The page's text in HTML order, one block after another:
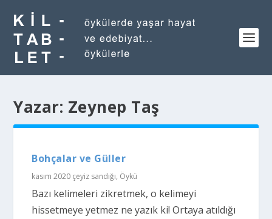
Yazar: Zeynep Taş
Bohçalar ve Güller
kasım 2020 çeyiz sandığı, Öykü
Bazı kelimeleri zikretmek, o kelimeyi
hissetmeye yetmez ne yazık ki! Ortaya atıldığı